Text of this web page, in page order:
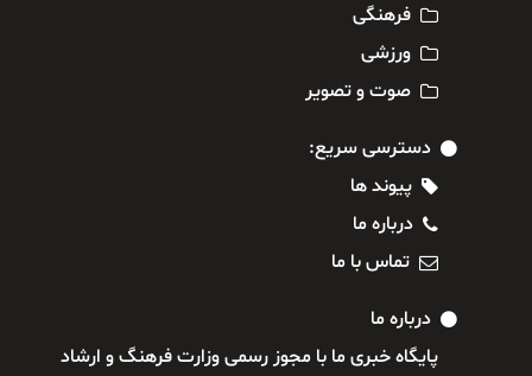
فرهنگی
ورزشی
صوت و تصویر
دسترسی سریع:
پیوند ها
درباره ما
تماس با ما
درباره ما
پایگاه خبری ما با مجوز رسمی وزارت فرهنگ و ارشاد